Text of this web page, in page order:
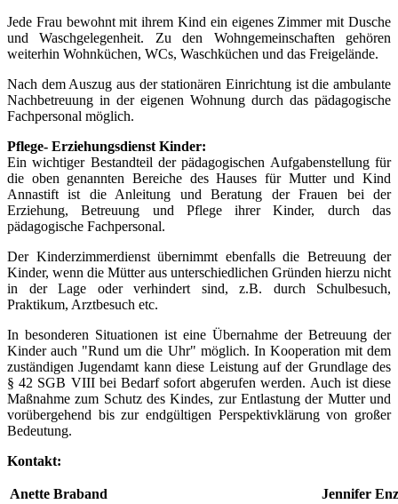
Jede Frau bewohnt mit ihrem Kind ein eigenes Zimmer mit Dusche
und Waschgelegenheit. Zu den Wohngemeinschaften gehören
weiterhin Wohnküchen, WCs, Waschküchen und das Freigelände.
Nach dem Auszug aus der stationären Einrichtung ist die ambulante
Nachbetreuung in der eigenen Wohnung durch das pädagogische
Fachpersonal möglich.
Pflege- Erziehungsdienst Kinder:
Ein wichtiger Bestandteil der pädagogischen Aufgabenstellung für
die oben genannten Bereiche des Hauses für Mutter und Kind
Annastift ist die Anleitung und Beratung der Frauen bei der
Erziehung, Betreuung und Pflege ihrer Kinder, durch das
pädagogische Fachpersonal.
Der Kinderzimmerdienst übernimmt ebenfalls die Betreuung der
Kinder, wenn die Mütter aus unterschiedlichen Gründen hierzu nicht
in der Lage oder verhindert sind, z.B. durch Schulbesuch,
Praktikum, Arztbesuch etc.
In besonderen Situationen ist eine Übernahme der Betreuung der
Kinder auch "Rund um die Uhr" möglich. In Kooperation mit dem
zuständigen Jugendamt kann diese Leistung auf der Grundlage des
§ 42 SGB VIII bei Bedarf sofort abgerufen werden. Auch ist diese
Maßnahme zum Schutz des Kindes, zur Entlastung der Mutter und
vorübergehend bis zur endgültigen Perspektivklärung von großer
Bedeutung.
Kontakt:
Anette Braband
Jennifer